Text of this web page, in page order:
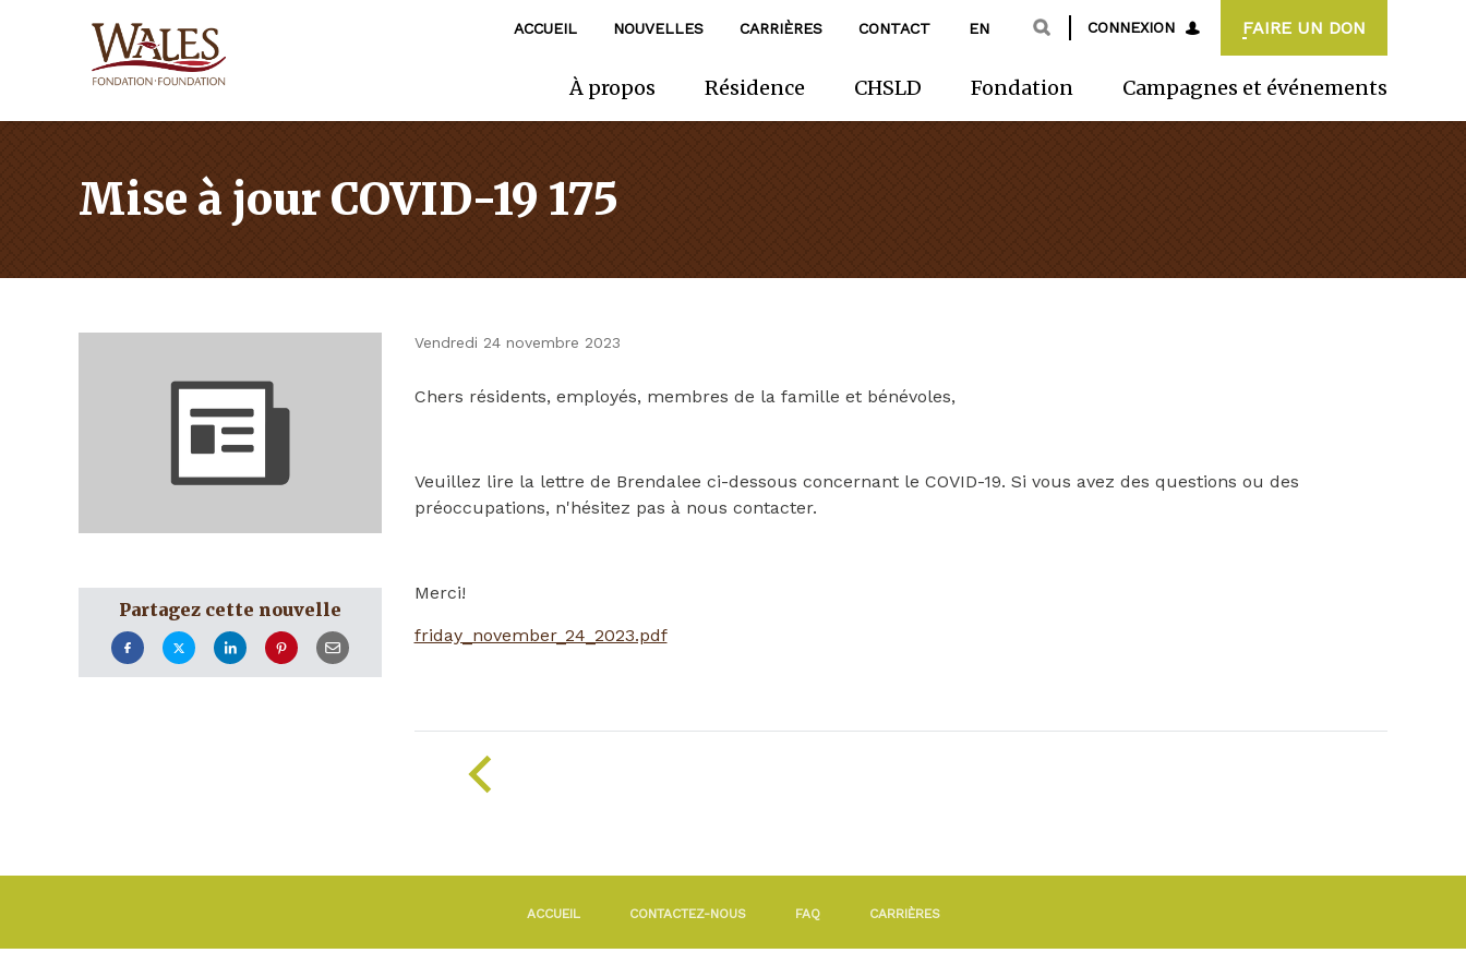
ACCUEIL NOUVELLES CARRIÈRES CONTACT EN CONNEXION FAIRE UN DON
À propos Résidence CHSLD Fondation Campagnes et événements
Mise à jour COVID-19 175
Partagez cette nouvelle
Vendredi 24 novembre 2023
Chers résidents, employés, membres de la famille et bénévoles,
Veuillez lire la lettre de Brendalee ci-dessous concernant le COVID-19. Si vous avez des questions ou des
préoccupations, n'hésitez pas à nous contacter.
Merci!
friday_november_24_2023.pdf
ACCUEIL CONTACTEZ-NOUS FAQ CARRIÈRES